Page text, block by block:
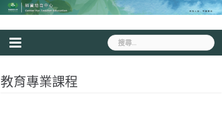
Skip
to
搜
尋
教育專業課程